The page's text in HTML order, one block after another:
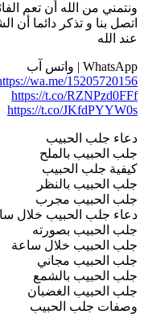
ونتمني من الله أن تعم
اتصل بنا و تذكر دائما أن
عند الله
WhatsApp | واتس آب
wa.me/15205720156
https://t.co/RZNPzd0FFf
https://t.co/JKfdPYYW0s
دعاء جلب الحبيب
جلب الحبيب بالملح
كيفية جلب الحبيب
جلب الحبيب بالنظر
جلب الحبيب مجرب
دعاء جلب الحبيب خلال
جلب الحبيب بصورته
جلب الحبيب خلال ساعة
جلب الحبيب مجاني
جلب الحبيب بالشمع
جلب الحبيب الغضبان
وصفات جلب الحبيب